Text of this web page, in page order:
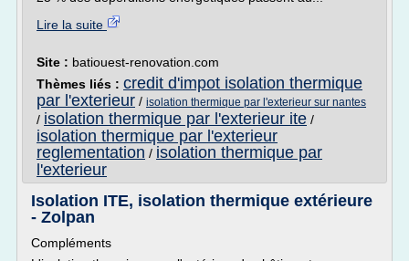
Lire la suite
Site : batiouest-renovation.com
Thèmes liés : credit d'impot isolation thermique
par l'exterieur / isolation thermique par l'exterieur sur nantes
/ isolation thermique par l'exterieur ite /
isolation thermique par l'exterieur
reglementation / isolation thermique par
l'exterieur
Isolation ITE, isolation thermique extérieure
- Zolpan
Compléments